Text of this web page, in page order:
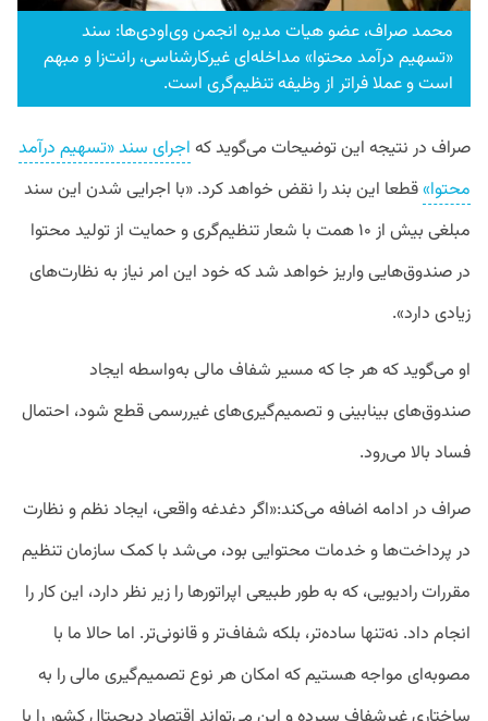
محمد صراف، عضو هیات مدیره انجمن وی‌اودی‌ها: سند
«تسهیم درآمد محتوا» مداخله‌ای غیرکارشناسی، رانت‌‌زا و مبهم
است و عملا فراتر از وظیفه تنظیم‌گری است.
صراف در نتیجه این توضیحات می‌گوید که اجرای سند «تسهیم درآمد
محتوا»قطعا این بند را نقض خواهد کرد. «با اجرایی شدن این سند
مبلغی بیش از ۱۰ همت با شعار تنظیم‌گری و حمایت از تولید محتوا
در صندوق‌هایی واریز خواهد شد که خود این امر نیاز به نظارت‌های
زیادی دارد».
او می‌گوید که هر جا که مسیر شفاف مالی به‌واسطه ایجاد
صندوق‌های بینابینی و تصمیم‌گیری‌های غیررسمی قطع شود، احتمال
فساد بالا می‌رود.
صراف در ادامه اضافه می‌کند:«اگر دغدغه واقعی، ایجاد نظم و نظارت
در پرداخت‌ها و خدمات محتوایی بود، می‌شد با کمک سازمان تنظیم
مقررات رادیویی، که به طور طبیعی اپراتورها را زیر نظر دارد، این کار را
انجام داد. نه‌تنها ساده‌تر، بلکه شفاف‌تر و قانونی‌تر. اما حالا ما با
مصوبه‌ای مواجه‌ هستیم که امکان هر نوع تصمیم‌گیری مالی را به